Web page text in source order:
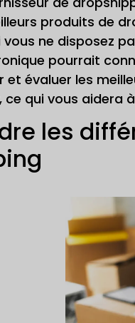
produits de
ne disposez
pourrait
évaluer les
ce qui vous aidera
les